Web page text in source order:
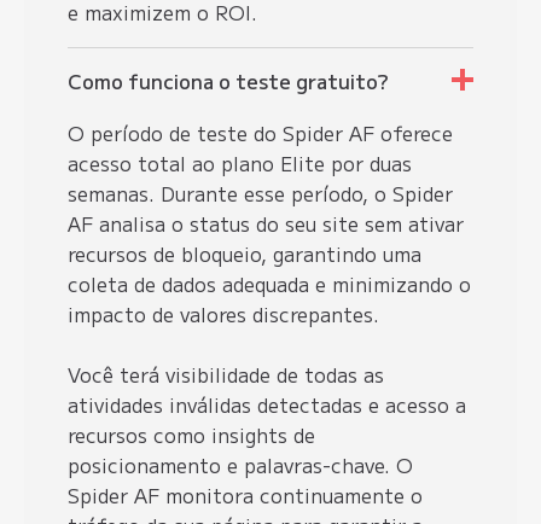
e maximizem o ROI.
Como funciona o teste gratuito?
O período de teste do Spider AF oferece
acesso total ao plano Elite por duas
semanas. Durante esse período, o Spider
AF analisa o status do seu site sem ativar
recursos de bloqueio, garantindo uma
coleta de dados adequada e minimizando o
impacto de valores discrepantes.
Você terá visibilidade de todas as
atividades inválidas detectadas e acesso a
recursos como insights de
posicionamento e palavras-chave. O
Spider AF monitora continuamente o